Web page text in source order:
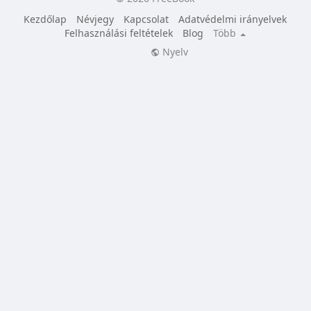
Kezdőlap
Névjegy Kapcsolat
Adatvédelmi irányelvek
Felhasználási feltételek
Blog
Több
Nyelv